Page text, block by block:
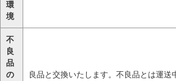
環
境
不
良
品
の
良品と交換いたします。不良品とは運送